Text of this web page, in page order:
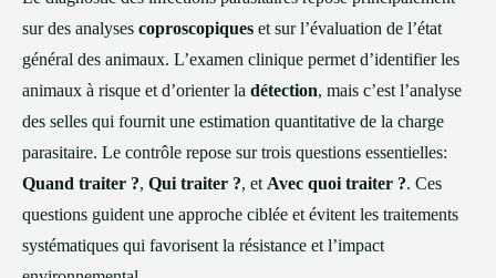
sur des analyses coproscopiques et sur l’évaluation de l’état
général des animaux. L’examen clinique permet d’identifier les
animaux à risque et d’orienter la détection, mais c’est l’analyse
des selles qui fournit une estimation quantitative de la charge
parasitaire. Le contrôle repose sur trois questions essentielles:
Quand traiter ?, Qui traiter ?, et Avec quoi traiter ?. Ces
questions guident une approche ciblée et évitent les traitements
systématiques qui favorisent la résistance et l’impact